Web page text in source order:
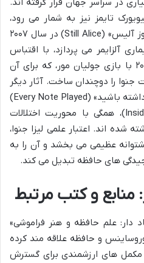
در سراسر جهان قرار گرفته اند.
تایمز نیز به شمار می رود،
نخستین رمان خود را با نام «هنوز آلیس» (Still Alice) در سال ۲۰۰۷
آلزایمر می پردازد، با اقتباس
سینمایی موفق خود در سال ۲۰۱۴ با بازی جولیان مور، که برای آن
جنوا را دوچندان ساخت. آثار دیگر
او نیز مانند «هر چیزی را به یاد داشته باشید» (Every Note Played)
و «داخل او» (Inside the O’Briens)، همگی با محوریت اختلالات
شده اند. اعتبار علمی لیزا جنوا،
عظیمی می بخشد و آن را به
های حافظه تبدیل می کند.
منابع و کتب مرتبط
دار: علم حافظه و هنر فراموشی»
و حافظه علاقه مند کرده
مکمل های ارزشمندی برای گسترش